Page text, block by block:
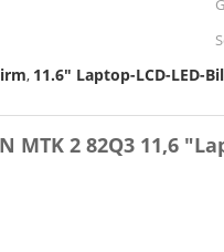
, 11.6" Laptop-LCD-LED-
MTK 2 82Q3 11,6